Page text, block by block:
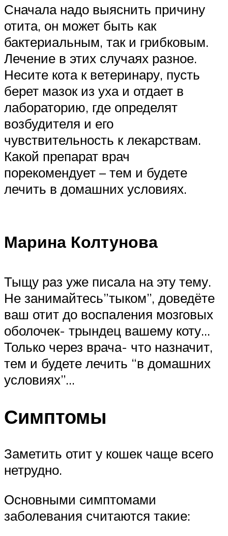
Сначала надо выяснить причину
отита, он может быть как
бактериальным, так и грибковым.
Лечение в этих случаях разное.
Несите кота к ветеринару, пусть
берет мазок из уха и отдает в
лабораторию, где определят
возбудителя и его
чувствительность к лекарствам.
Какой препарат врач
порекомендует – тем и будете
лечить в домашних условиях.
Марина Колтунова
Тыщу раз уже писала на эту тему.
Не занимайтесь”тыком”, доведёте
ваш отит до воспаления мозговых
оболочек- трындец вашему коту…
Только через врача- что назначит,
тем и будете лечить “в домашних
условиях”…
Симптомы
Заметить отит у кошек чаще всего
нетрудно.
Основными симптомами
заболевания считаются такие: